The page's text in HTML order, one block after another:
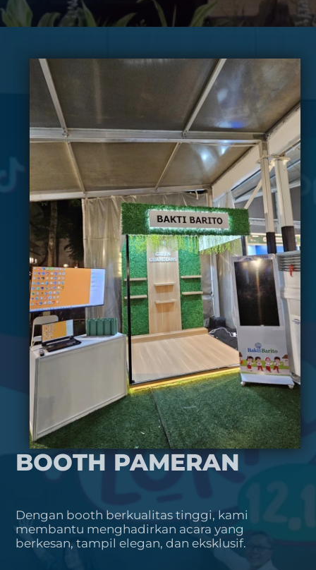
BOOTH PAMERAN
Dengan booth berkualitas tinggi, kami
membantu menghadirkan acara yang
berkesan, tampil elegan, dan eksklusif.